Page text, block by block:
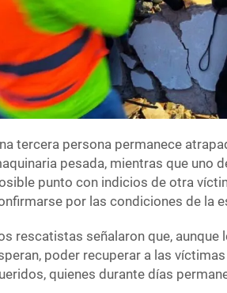
tercera persona permanece
pesada, mientras que uno
punto con indicios de otra
por las condiciones de la
rescatistas señalaron que,
poder recuperar a las
quienes durante días